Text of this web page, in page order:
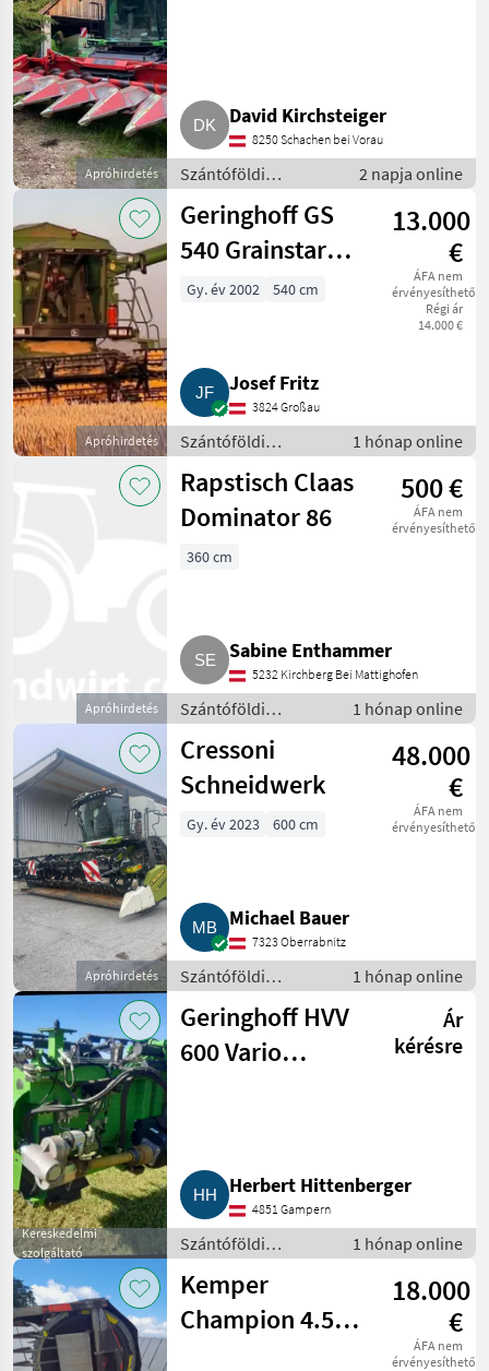
Apróhirdetés
David Kirchsteiger
8250 Schachen bei Vorau
Szántóföldi
betakarítógépek /
Kombájn adapter
2 napja online
Apróhirdetés
Geringhoff GS
540 Grainstar
540
13.000
€
ÁFA nem
érvényesíthető
Régi ár
14.000 €
Gy. év 2002 540 cm
Josef Fritz
3824 Großau
Szántóföldi
betakarítógépek /
Kombájn adapter
1 hónap online
Apróhirdetés
Rapstisch Claas
Dominator 86
500 €
ÁFA nem
érvényesíthető
360 cm
Sabine Enthammer
5232 Kirchberg Bei Mattighofen
Szántóföldi
betakarítógépek /
Kombájn adapter
1 hónap online
Apróhirdetés
Cressoni
Schneidwerk
48.000
€
ÁFA nem
érvényesíthető
Gy. év 2023 600 cm
Michael Bauer
7323 Oberrabnitz
Szántóföldi
betakarítógépek /
Kombájn adapter
1 hónap online
Kereskedelmi
szolgáltató
Geringhoff HVV
600 Vario
Ár
kérésre
Herbert Hittenberger
4851 Gampern
Szántóföldi
betakarítógépek /
Kombájn adapter
1 hónap online
Kemper
Champion 4.500
18.000
€
ÁFA nem
érvényesíthető